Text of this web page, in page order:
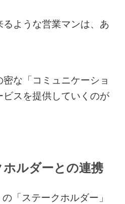
ような営業マンは、あ
な「コミュニケーショ
スを提供していくのが
ルダーとの連携
「ステークホルダー」